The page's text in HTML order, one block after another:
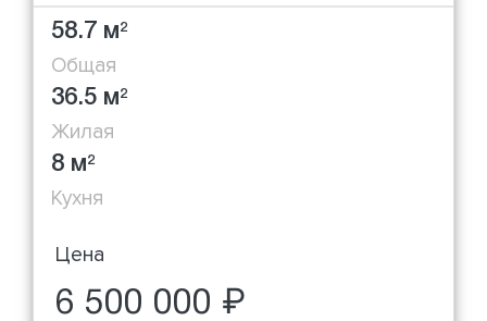
58.7 м2
Общая
36.5 м2
Жилая
8 м2
Кухня
Цена
6 500 000 ₽